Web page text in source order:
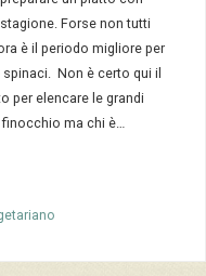
Forse non tutti
è il periodo migliore per
Non è certo qui il
per elencare le grandi
ma chi è…